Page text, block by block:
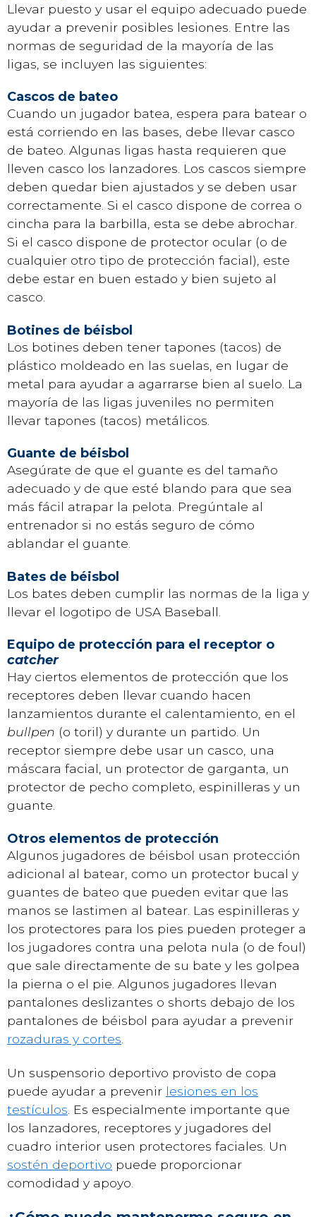
Llevar puesto y usar el equipo adecuado puede
ayudar a prevenir posibles lesiones. Entre las
normas de seguridad de la mayoría de las
ligas, se incluyen las siguientes:
Cascos de bateo
Cuando un jugador batea, espera para batear o
está corriendo en las bases, debe llevar casco
de bateo. Algunas ligas hasta requieren que
lleven casco los lanzadores. Los cascos siempre
deben quedar bien ajustados y se deben usar
correctamente. Si el casco dispone de correa o
cincha para la barbilla, esta se debe abrochar.
Si el casco dispone de protector ocular (o de
cualquier otro tipo de protección facial), este
debe estar en buen estado y bien sujeto al
casco.
Botines de béisbol
Los botines deben tener tapones (tacos) de
plástico moldeado en las suelas, en lugar de
metal para ayudar a agarrarse bien al suelo. La
mayoría de las ligas juveniles no permiten
llevar tapones (tacos) metálicos.
Guante de béisbol
Asegúrate de que el guante es del tamaño
adecuado y de que esté blando para que sea
más fácil atrapar la pelota. Pregúntale al
entrenador si no estás seguro de cómo
ablandar el guante.
Bates de béisbol
Los bates deben cumplir las normas de la liga y
llevar el logotipo de USA Baseball.
Equipo de protección para el receptor o
catcher
Hay ciertos elementos de protección que los
receptores deben llevar cuando hacen
lanzamientos durante el calentamiento, en el
bullpen (o toril) y durante un partido. Un
receptor siempre debe usar un casco, una
máscara facial, un protector de garganta, un
protector de pecho completo, espinilleras y un
guante.
Otros elementos de protección
Algunos jugadores de béisbol usan protección
adicional al batear, como un protector bucal y
guantes de bateo que pueden evitar que las
manos se lastimen al batear. Las espinilleras y
los protectores para los pies pueden proteger a
los jugadores contra una pelota nula (o de foul)
que sale directamente de su bate y les golpea
la pierna o el pie. Algunos jugadores llevan
pantalones deslizantes o shorts debajo de los
pantalones de béisbol para ayudar a prevenir
rozaduras y cortes
Un suspensorio deportivo provisto de copa
puede ayudar a prevenir lesiones en los
testículos . Es especialmente importante que
los lanzadores, receptores y jugadores del
cuadro interior usen protectores faciales. Un
sostén deportivo puede proporcionar
comodidad y apoyo.